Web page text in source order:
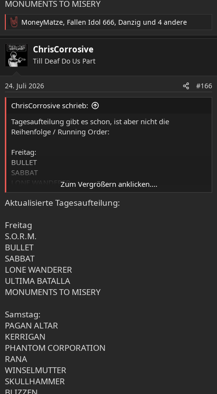
MONUMENTS TO MISERY
R
e
a
k
t
n
e
n
MoneyMatze, Fallen Idol 666, Danzig und 4 andere
ChrisCorrosive
Till Deaf Do Us Part
24. Juli 2026 #166
ChrisCorrosive schrieb:
Tagesaufteilung gibt es schon, ist aber nicht die
Reihenfolge / Running Order:
Freitag:
BULLET
SABBAT
LONE WANDERER
ULTIMA BATALLA
PAGAN ALTAR
KERRIGAN
PHANTOM CORPORATION
RANA
WINSELMUTTER
SKULLHAMMER
BLIZZEN
FIRMAMENT
IRON SWORD
Zum Vergrößern anklicken....
Aktualisierte Tagesaufteilung:
Freitag
S.O.R.M.
BULLET
SABBAT
LONE WANDERER
ULTIMA BATALLA
MONUMENTS TO MISERY
Samstag:
PAGAN ALTAR
KERRIGAN
PHANTOM CORPORATION
RANA
WINSELMUTTER
SKULLHAMMER